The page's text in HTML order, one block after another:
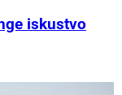
iskustvo